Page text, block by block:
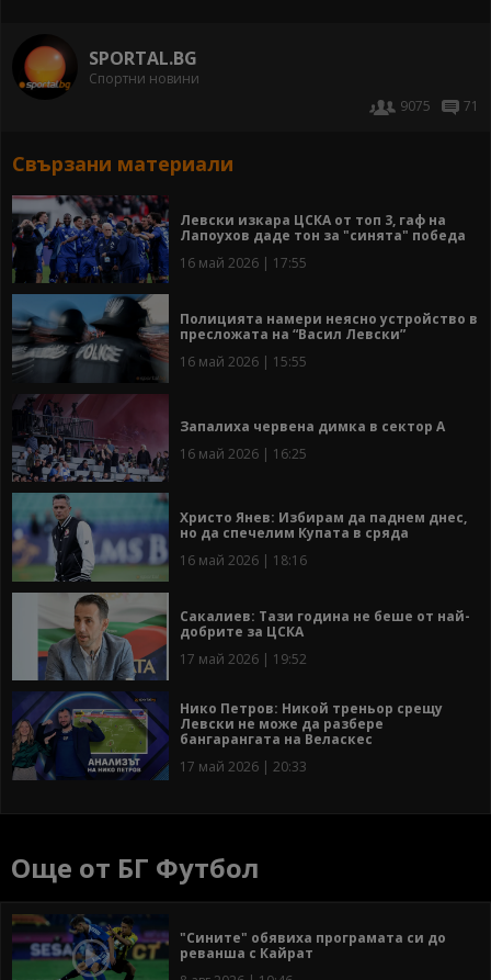
SPORTAL.BG
Спортни новини
9075
71
Свързани материали
Левски изкара ЦСКА от топ 3, гаф на
Лапоухов даде тон за "синята" победа
16 май 2026 | 17:55
Полицията намери неясно устройство в
пресложата на “Васил Левски”
16 май 2026 | 15:55
Запалиха червена димка в сектор А
16 май 2026 | 16:25
Христо Янев: Избирам да паднем днес,
но да спечелим Купата в сряда
16 май 2026 | 18:16
Сакалиев: Тази година не беше от най-
добрите за ЦСКА
17 май 2026 | 19:52
Нико Петров: Никой треньор срещу
Левски не може да разбере
бангарангата на Веласкес
17 май 2026 | 20:33
Още от БГ Футбол
"Сините" обявиха програмата си до
реванша с Кайрат